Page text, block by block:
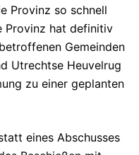
Provinz so schnell
Provinz hat definitiv
Gemeinden
Utrechtse Heuvelrug
zu einer geplanten
eines Abschusses